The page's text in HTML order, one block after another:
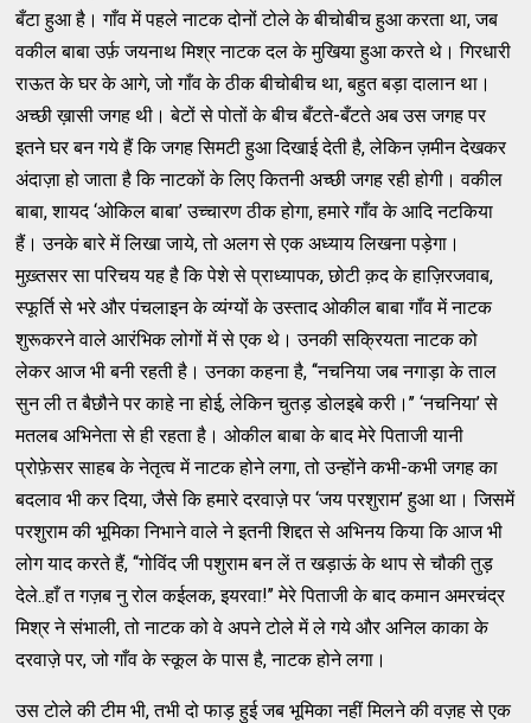
बँटा हुआ है। गाँव में पहले नाटक दोनों टोले के बीचोबीच हुआ करता था, जब
वकील बाबा उर्फ़ जयनाथ मिश्र नाटक दल के मुखिया हुआ करते थे। गिरधारी
राऊत के घर के आगे, जो गाँव के ठीक बीचोबीच था, बहुत बड़ा दालान था।
अच्छी ख़ासी जगह थी। बेटों से पोतों के बीच बँटते-बँटते अब उस जगह पर
इतने घर बन गये हैं कि जगह सिमटी हुआ दिखाई देती है, लेकिन ज़मीन देखकर
अंदाज़ा हो जाता है कि नाटकों के लिए कितनी अच्छी जगह रही होगी। वकील
बाबा, शायद ‘ओकिल बाबा’ उच्चारण ठीक होगा, हमारे गाँव के आदि नटकिया
हैं। उनके बारे में लिखा जाये, तो अलग से एक अध्याय लिखना पड़ेगा।
मुख़्तसर सा परिचय यह है कि पेशे से प्राध्यापक, छोटी क़द के हाज़िरजवाब,
स्फूर्ति से भरे और पंचलाइन के व्यंग्यों के उस्ताद ओकील बाबा गाँव में नाटक
शुरूकरने वाले आरंभिक लोगों में से एक थे। उनकी सक्रियता नाटक को
लेकर आज भी बनी रहती है। उनका कहना है, ‘‘नचनिया जब नगाड़ा के ताल
सुन ली त बैछौने पर काहे ना होई, लेकिन चुतड़ डोलइबे करी।’’ ‘नचनिया’ से
मतलब अभिनेता से ही रहता है। ओकील बाबा के बाद मेरे पिताजी यानी
प्रोफ़ेसर साहब के नेतृत्व में नाटक होने लगा, तो उन्होंने कभी-कभी जगह का
बदलाव भी कर दिया, जैसे कि हमारे दरवाज़े पर ‘जय परशुराम’ हुआ था। जिसमें
परशुराम की भूमिका निभाने वाले ने इतनी शिद्दत से अभिनय किया कि आज भी
लोग याद करते हैं, ‘‘गोविंद जी पशुराम बन लें त खड़ाऊं के थाप से चौकी तुड़
देले..हाँ त गज़ब नु रोल कईलक, इयरवा!’’ मेरे पिताजी के बाद कमान अमरचंद्र
मिश्र ने संभाली, तो नाटक को वे अपने टोले में ले गये और अनिल काका के
दरवाज़े पर, जो गाँव के स्कूल के पास है, नाटक होने लगा।
उस टोले की टीम भी, तभी दो फाड़ हुई जब भूमिका नहीं मिलने की वज़ह से एक